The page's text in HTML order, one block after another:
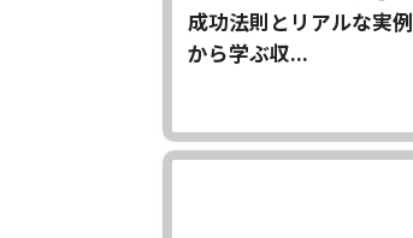
成功法則とリアルな実例
から学ぶ収...